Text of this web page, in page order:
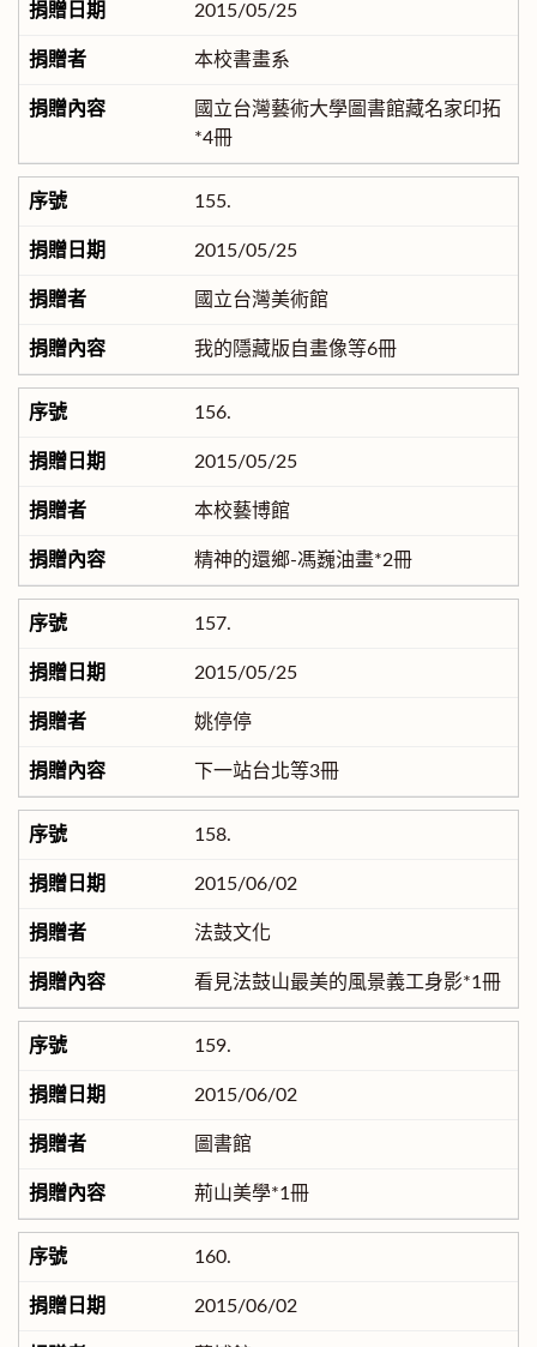
2015/05/25
本校書畫系
國立台灣藝術大學圖書館藏名家印拓
*4冊
155.
2015/05/25
國立台灣美術館
我的隱藏版自畫像等6冊
156.
2015/05/25
本校藝博館
精神的還鄉-馮巍油畫*2冊
157.
2015/05/25
姚停停
下一站台北等3冊
158.
2015/06/02
法鼓文化
看見法鼓山最美的風景義工身影*1冊
159.
2015/06/02
圖書館
荊山美學*1冊
160.
2015/06/02